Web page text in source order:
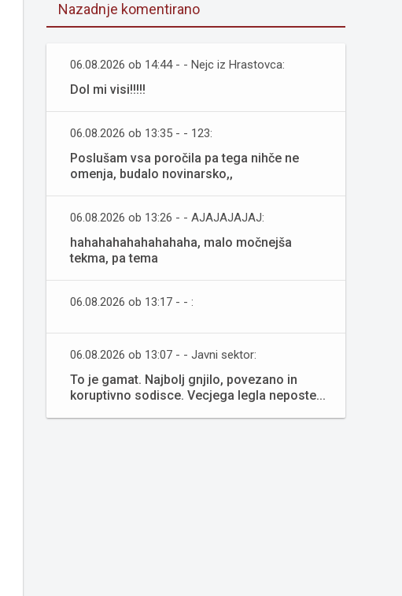
Nazadnje komentirano
06.08.2026 ob 14:44 - - Nejc iz Hrastovca:
Dol mi visi!!!!!
06.08.2026 ob 13:35 - - 123:
Poslušam vsa poročila pa tega nihče ne
omenja, budalo novinarsko,,
06.08.2026 ob 13:26 - - AJAJAJAJAJ:
hahahahahahahahaha, malo močnejša
tekma, pa tema
06.08.2026 ob 13:17 - - :
06.08.2026 ob 13:07 - - Javni sektor:
To je gamat. Najbolj gnjilo, povezano in
koruptivno sodisce. Vecjega legla neposte...